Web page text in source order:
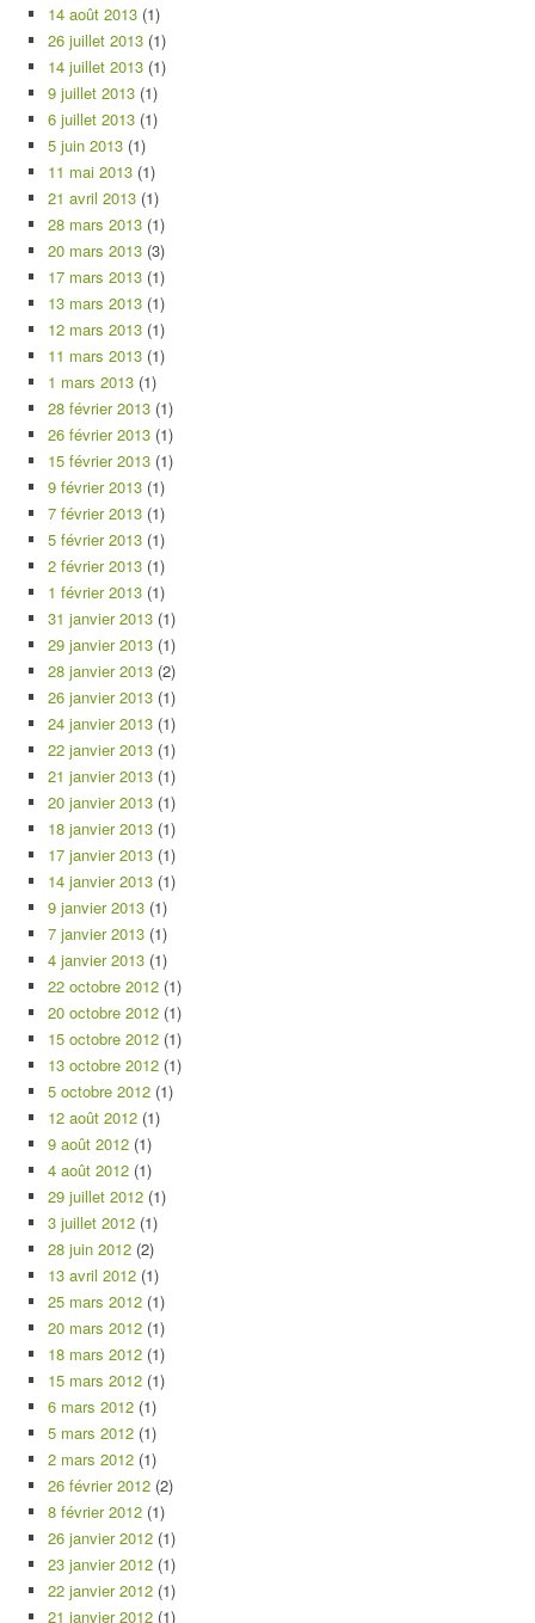
14 août 2013 (1)
26 juillet 2013 (1)
14 juillet 2013 (1)
9 juillet 2013 (1)
6 juillet 2013 (1)
5 juin 2013 (1)
11 mai 2013 (1)
21 avril 2013 (1)
28 mars 2013 (1)
20 mars 2013 (3)
17 mars 2013 (1)
13 mars 2013 (1)
12 mars 2013 (1)
11 mars 2013 (1)
1 mars 2013 (1)
28 février 2013 (1)
26 février 2013 (1)
15 février 2013 (1)
9 février 2013 (1)
7 février 2013 (1)
5 février 2013 (1)
2 février 2013 (1)
1 février 2013 (1)
31 janvier 2013 (1)
29 janvier 2013 (1)
28 janvier 2013 (2)
26 janvier 2013 (1)
24 janvier 2013 (1)
22 janvier 2013 (1)
21 janvier 2013 (1)
20 janvier 2013 (1)
18 janvier 2013 (1)
17 janvier 2013 (1)
14 janvier 2013 (1)
9 janvier 2013 (1)
7 janvier 2013 (1)
4 janvier 2013 (1)
22 octobre 2012 (1)
20 octobre 2012 (1)
15 octobre 2012 (1)
13 octobre 2012 (1)
5 octobre 2012 (1)
12 août 2012 (1)
9 août 2012 (1)
4 août 2012 (1)
29 juillet 2012 (1)
3 juillet 2012 (1)
28 juin 2012 (2)
13 avril 2012 (1)
25 mars 2012 (1)
20 mars 2012 (1)
18 mars 2012 (1)
15 mars 2012 (1)
6 mars 2012 (1)
5 mars 2012 (1)
2 mars 2012 (1)
26 février 2012 (2)
8 février 2012 (1)
26 janvier 2012 (1)
23 janvier 2012 (1)
22 janvier 2012 (1)
21 janvier 2012 (1)